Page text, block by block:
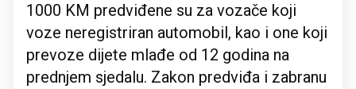
1000 KM predviđene su za vozače koji
voze neregistriran automobil, kao i one koji
prevoze dijete mlađe od 12 godina na
prednjem sjedalu. Zakon predviđa i zabranu